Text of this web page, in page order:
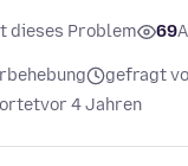
dieses Problem 69
gefragt
vor 4 Jahren